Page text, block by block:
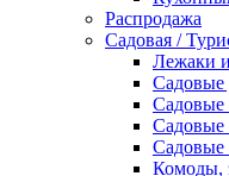
Распродажа
Садовая /
Лежаки
Садовые
Садовые
Садовые
Садовые
Комоды,